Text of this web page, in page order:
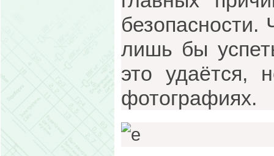
безопасности.
лишь бы
это удаётся,
фотографиях.